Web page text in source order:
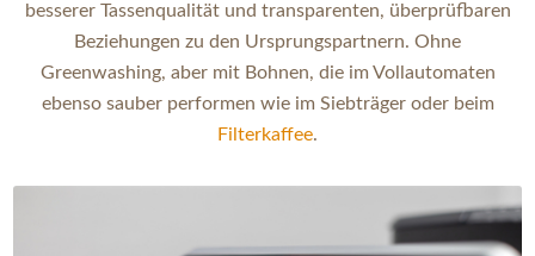
besserer Tassenqualität und transparenten, überprüfbaren
Beziehungen zu den Ursprungspartnern. Ohne
Greenwashing, aber mit Bohnen, die im Vollautomaten
ebenso sauber performen wie im Siebträger oder beim
Filterkaffee.